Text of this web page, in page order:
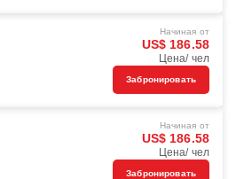
Начиная от
US$ 186.58
Цена/ чел
Забронировать
Начиная от
US$ 186.58
Цена/ чел
Забронировать